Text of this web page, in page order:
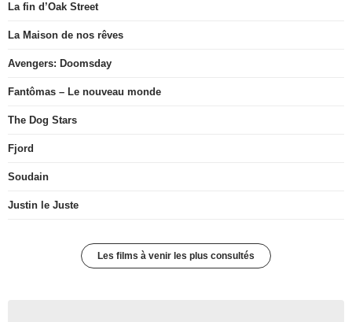
La fin d’Oak Street
La Maison de nos rêves
Avengers: Doomsday
Fantômas – Le nouveau monde
The Dog Stars
Fjord
Soudain
Justin le Juste
Les films à venir les plus consultés